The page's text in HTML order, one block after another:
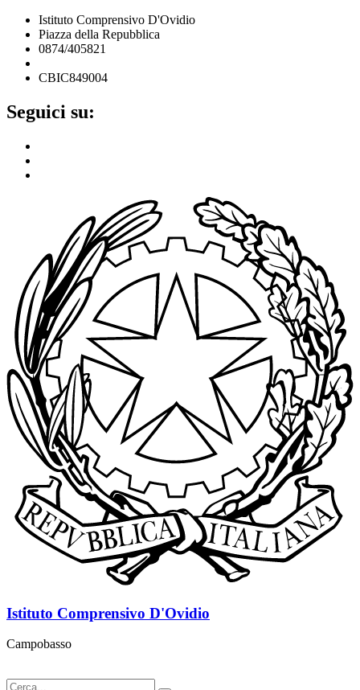
Istituto Comprensivo D'Ovidio
Piazza della Repubblica
0874/405821
CBIC849004
Seguici su:
Istituto Comprensivo D'Ovidio
Campobasso